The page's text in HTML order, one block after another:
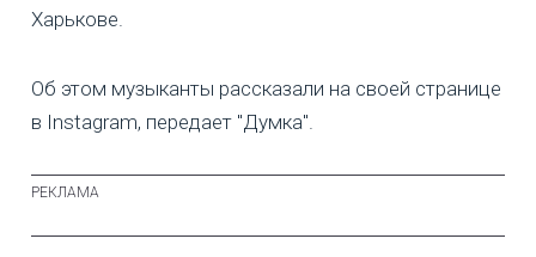
Харькове.
Об этом музыканты рассказали на своей странице
в Instagram, передает "Думка".